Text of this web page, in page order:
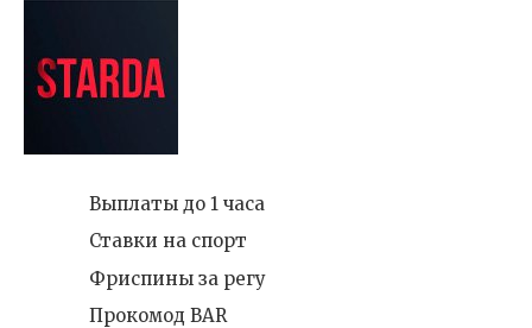
Выплаты до 1 часа
Ставки на спорт
Фриспины за регу
Прокомод BAR